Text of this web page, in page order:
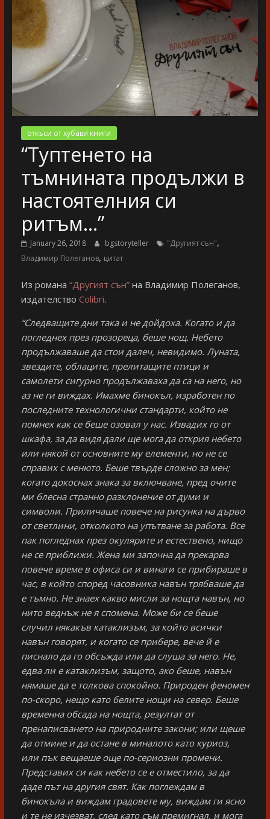
разказ
откъси от хубави книги
“Туптенето на
тъмнината продължи в
настоятелния си
ритъм…”
January 26, 2018 bgstoryteller "Другият сън",
Владимир Полеганов, цитат
Из романа “Другият сън”на Владимир Полеганов,
издателство Colibri.
“Следващите дни така и не дойдоха. Когато и да
погледнех през прозореца, беше нощ. Небето
продължаваше да стои далеч, невидимо. Луната,
звездите, облаците, прелитащите птици и
самолети сигурно продължаваха да са на него, но
аз не ги виждах. Имахме бинокъл, изработен по
последните технологични стандарти, който не
помнех как се беше озовал у нас. Извадих го от
шкафа, за да видя дали ще мога да открия небето
или някой от основните му елементи, но не се
справих с менюто. Беше твърде сложно за мен;
когато докоснах знака за включване, пред очите
ми блесна странно разклонение от думи и
символи. Приличаше повече на рисунка на дърво
от светлини, отколкото на упътване за работа. Все
пак погледнах през окулярите и естествено, нищо
не се приближи. Жена ми започна да прекарва
повече време в офиса си и винаги се прибираше в
час, в който според часовника навън трябваше да
е тъмно. Не знаех какво мисли за нощта навън, но
нито веднъж не я спомена. Може би се беше
случил някакъв катаклизъм, за който всички
навън говорят, и когато се прибере, вече й е
писнало да го обсъжда или да слуша за него. Не,
едва ли е катаклизъм, защото, ако беше, навън
нямаше да е толкова спокойно. Природен феномен
по-скоро, нещо като белите нощи на север. Беше
временна обсада на нощта, резултат от
пренаписването на природните закони; или щеше
да отмине и да остане в миналото като куриоз,
или пък вещаеше още по-сериозни промени.
Представих си как небето се е отместило, за да
даде път на другия свят. Как поглеждам в
бинокъла и виждам градовете му, виждам ги ясно
и те не изчезват, след като съм премигнал, и мога